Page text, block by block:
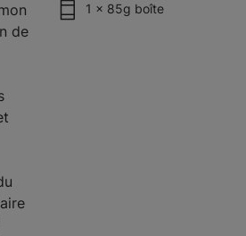
de
1 x 85g boîte